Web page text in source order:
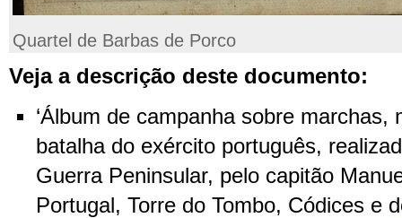
Quartel de Barbas de Porco
Veja a descrição deste documento:
‘Álbum de campanha sobre marchas,
batalha do exército português,
Guerra Peninsular, pelo capitão
Portugal, Torre do Tombo, Códices e